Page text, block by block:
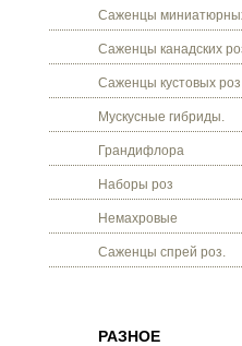
Саженцы
Саженцы канадских
Саженцы кустовых
Мускусные гибриды.
Грандифлора
Наборы роз
Немахровые
Саженцы спрей роз.
РАЗНОЕ